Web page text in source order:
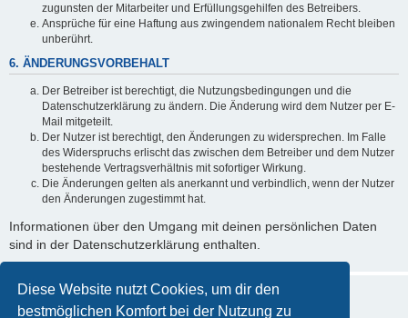
Diese Website nutzt Cookies, um dir den
bestmöglichen Komfort bei der Nutzung zu
zugunsten der Mitarbeiter und Erfüllungsgehilfen des Betreibers.
Ansprüche für eine Haftung aus zwingendem nationalem Recht bleiben
unberührt.
6. ÄNDERUNGSVORBEHALT
Der Betreiber ist berechtigt, die Nutzungsbedingungen und die
Datenschutzerklärung zu ändern. Die Änderung wird dem Nutzer per E-
Mail mitgeteilt.
Der Nutzer ist berechtigt, den Änderungen zu widersprechen. Im Falle
des Widerspruchs erlischt das zwischen dem Betreiber und dem Nutzer
bestehende Vertragsverhältnis mit sofortiger Wirkung.
Die Änderungen gelten als anerkannt und verbindlich, wenn der Nutzer
den Änderungen zugestimmt hat.
Informationen über den Umgang mit deinen persönlichen Daten
sind in der Datenschutzerklärung enthalten.